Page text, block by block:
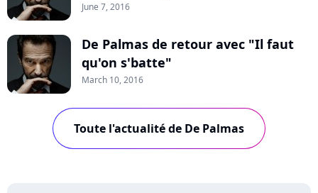
June 7, 2016
De Palmas de retour avec "Il faut
qu'on s'batte"
March 10, 2016
Toute l'actualité de De Palmas